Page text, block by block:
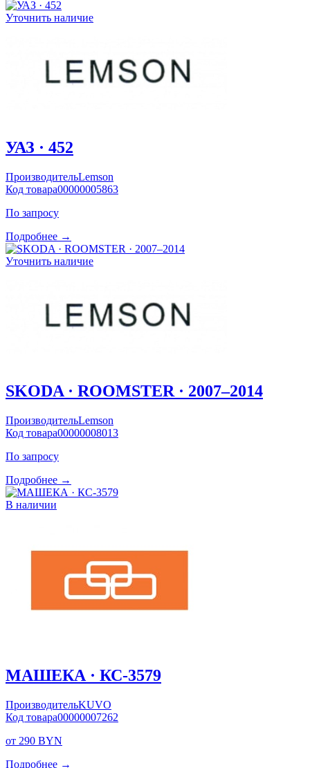
Уточнить наличие
УАЗ · 452
ПроизводительLemson
Код товара00000005863
По запросу
Подробнее →
Уточнить наличие
SKODA · ROOMSTER · 2007–2014
ПроизводительLemson
Код товара00000008013
По запросу
Подробнее →
В наличии
МАШЕКА · КС-3579
ПроизводительKUVO
Код товара00000007262
от 290 BYN
Подробнее →